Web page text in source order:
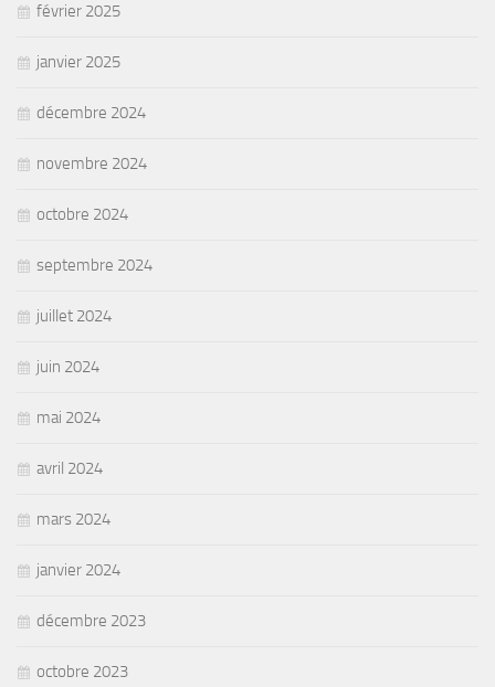
février 2025
janvier 2025
décembre 2024
novembre 2024
octobre 2024
septembre 2024
juillet 2024
juin 2024
mai 2024
avril 2024
mars 2024
janvier 2024
décembre 2023
octobre 2023